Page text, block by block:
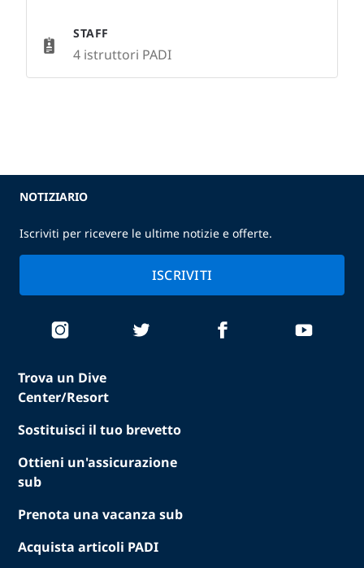
STAFF
4 istruttori PADI
Trova un Dive
Center/Resort
Sostituisci il tuo brevetto
Ottieni un'assicurazione
sub
Prenota una vacanza sub
Acquista articoli PADI
NOTIZIARIO
Iscriviti per ricevere le ultime notizie e offerte.
ISCRIVITI